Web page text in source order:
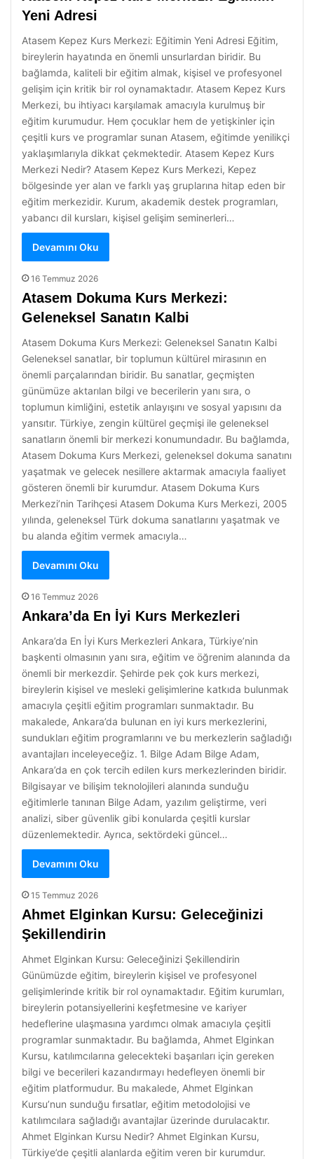
Yeni Adresi
Atasem Kepez Kurs Merkezi: Eğitimin Yeni Adresi Eğitim,
bireylerin hayatında en önemli unsurlardan biridir. Bu
bağlamda, kaliteli bir eğitim almak, kişisel ve profesyonel
gelişim için kritik bir rol oynamaktadır. Atasem Kepez Kurs
Merkezi, bu ihtiyacı karşılamak amacıyla kurulmuş bir
eğitim kurumudur. Hem çocuklar hem de yetişkinler için
çeşitli kurs ve programlar sunan Atasem, eğitimde yenilikçi
yaklaşımlarıyla dikkat çekmektedir. Atasem Kepez Kurs
Merkezi Nedir? Atasem Kepez Kurs Merkezi, Kepez
bölgesinde yer alan ve farklı yaş gruplarına hitap eden bir
eğitim merkezidir. Kurum, akademik destek programları,
yabancı dil kursları, kişisel gelişim seminerleri…
Devamını Oku
16 Temmuz 2026
Atasem Dokuma Kurs Merkezi:
Geleneksel Sanatın Kalbi
Atasem Dokuma Kurs Merkezi: Geleneksel Sanatın Kalbi
Geleneksel sanatlar, bir toplumun kültürel mirasının en
önemli parçalarından biridir. Bu sanatlar, geçmişten
günümüze aktarılan bilgi ve becerilerin yanı sıra, o
toplumun kimliğini, estetik anlayışını ve sosyal yapısını da
yansıtır. Türkiye, zengin kültürel geçmişi ile geleneksel
sanatların önemli bir merkezi konumundadır. Bu bağlamda,
Atasem Dokuma Kurs Merkezi, geleneksel dokuma sanatını
yaşatmak ve gelecek nesillere aktarmak amacıyla faaliyet
gösteren önemli bir kurumdur. Atasem Dokuma Kurs
Merkezi’nin Tarihçesi Atasem Dokuma Kurs Merkezi, 2005
yılında, geleneksel Türk dokuma sanatlarını yaşatmak ve
bu alanda eğitim vermek amacıyla…
Devamını Oku
16 Temmuz 2026
Ankara’da En İyi Kurs Merkezleri
Ankara’da En İyi Kurs Merkezleri Ankara, Türkiye’nin
başkenti olmasının yanı sıra, eğitim ve öğrenim alanında da
önemli bir merkezdir. Şehirde pek çok kurs merkezi,
bireylerin kişisel ve mesleki gelişimlerine katkıda bulunmak
amacıyla çeşitli eğitim programları sunmaktadır. Bu
makalede, Ankara’da bulunan en iyi kurs merkezlerini,
sundukları eğitim programlarını ve bu merkezlerin sağladığı
avantajları inceleyeceğiz. 1. Bilge Adam Bilge Adam,
Ankara’da en çok tercih edilen kurs merkezlerinden biridir.
Bilgisayar ve bilişim teknolojileri alanında sunduğu
eğitimlerle tanınan Bilge Adam, yazılım geliştirme, veri
analizi, siber güvenlik gibi konularda çeşitli kurslar
düzenlemektedir. Ayrıca, sektördeki güncel…
Devamını Oku
15 Temmuz 2026
Ahmet Elginkan Kursu: Geleceğinizi
Şekillendirin
Ahmet Elginkan Kursu: Geleceğinizi Şekillendirin
Günümüzde eğitim, bireylerin kişisel ve profesyonel
gelişimlerinde kritik bir rol oynamaktadır. Eğitim kurumları,
bireylerin potansiyellerini keşfetmesine ve kariyer
hedeflerine ulaşmasına yardımcı olmak amacıyla çeşitli
programlar sunmaktadır. Bu bağlamda, Ahmet Elginkan
Kursu, katılımcılarına gelecekteki başarıları için gereken
bilgi ve becerileri kazandırmayı hedefleyen önemli bir
eğitim platformudur. Bu makalede, Ahmet Elginkan
Kursu’nun sunduğu fırsatlar, eğitim metodolojisi ve
katılımcılara sağladığı avantajlar üzerinde durulacaktır.
Ahmet Elginkan Kursu Nedir? Ahmet Elginkan Kursu,
Türkiye’de çeşitli alanlarda eğitim veren bir kurumdur.